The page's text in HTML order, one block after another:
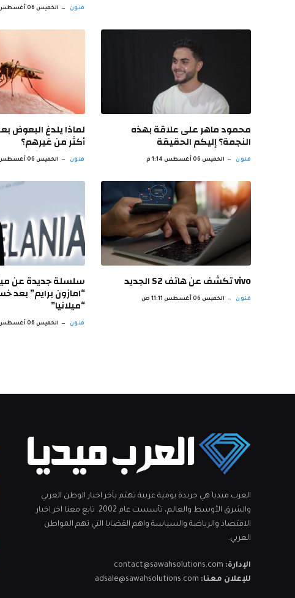
فنون الخميس 06 أغسطس 2:17 م
محمود ماهر على علاقة بهذه
النجمة؟ إليكم الحقيقة
فنون الخميس 06 أغسطس 1:14 م
لماذا يلدغ البعوض
أكثر من غيرهم؟
فنون الخميس 06 أغسطس 12:12 م
vivo تكشف عن هاتف S2 الجديد
فنون الخميس 06 أغسطس 11:11 ص
سلسلة جديدة عن
“امازون برايم” بعد
“ميلانيا”
فنون الخميس 06 أغسطس 10:58 ص
العرب ميديا هي جريدة يومية عربية تهتم بآخر اخبار الوطن العربي
والشرق الأوسط والعالم، تأسست عام 2002. تابع معنا اخر اخبار
الاقتصاد والرياضة والسياسة واهم القضايا التي تهم المواطن
العربي.
الإدارة: contact@sawahsolutions.com
للإعلان معنا: adsale@sawahsolutions.com